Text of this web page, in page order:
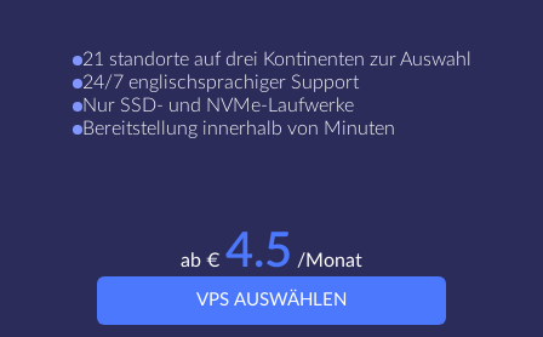
21 standorte auf drei Kontinenten zur Auswahl
24/7 englischsprachiger Support
Nur SSD- und NVMe-Laufwerke
Bereitstellung innerhalb von Minuten
ab € 4.5 /Monat
VPS AUSWÄHLEN